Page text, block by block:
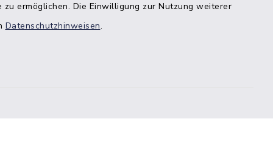
ermöglichen. Die Einwilligung zur Nutzung weiterer
Datenschutzhinweisen.